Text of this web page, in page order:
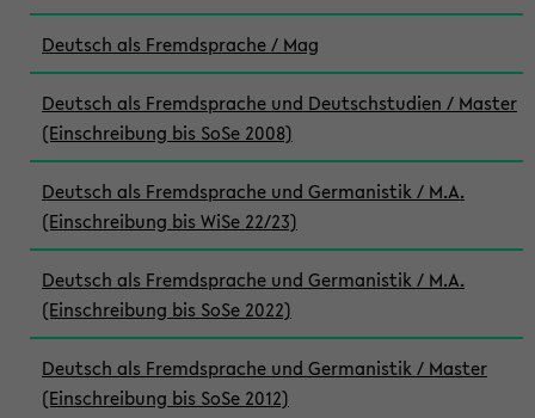
Deutsch als Fremdsprache / Mag
Deutsch als Fremdsprache und Deutschstudien / Master
(Einschreibung bis SoSe 2008)
Deutsch als Fremdsprache und Germanistik / M.A.
(Einschreibung bis WiSe 22/23)
Deutsch als Fremdsprache und Germanistik / M.A.
(Einschreibung bis SoSe 2022)
Deutsch als Fremdsprache und Germanistik / Master
(Einschreibung bis SoSe 2012)